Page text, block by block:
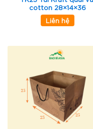
cotton 28×14×36
Liên hệ